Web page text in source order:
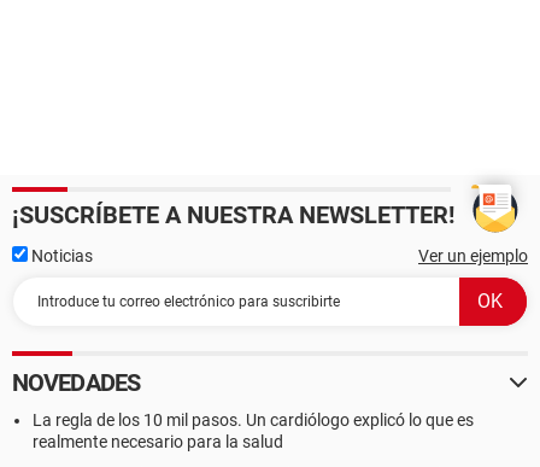
¡SUSCRÍBETE A NUESTRA NEWSLETTER!
Noticias Ver un ejemplo
NOVEDADES
La regla de los 10 mil pasos. Un cardiólogo explicó lo que es
realmente necesario para la salud